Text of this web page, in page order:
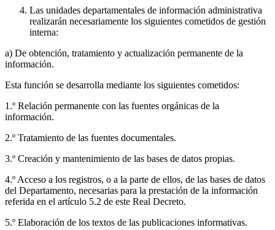
Las unidades departamentales de información administrativa
realizarán necesariamente los siguientes cometidos de gestión
interna:
a) De obtención, tratamiento y actualización permanente de la
información.
Esta función se desarrolla mediante los siguientes cometidos:
1.º Relación permanente con las fuentes orgánicas de la
información.
2.º Tratamiento de las fuentes documentales.
3.º Creación y mantenimiento de las bases de datos propias.
4.º Acceso a los registros, o a la parte de ellos, de las bases de datos
del Departamento, necesarias para la prestación de la información
referida en el artículo 5.2 de este Real Decreto.
5.º Elaboración de los textos de las publicaciones informativas.